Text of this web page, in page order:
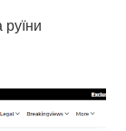
руїни